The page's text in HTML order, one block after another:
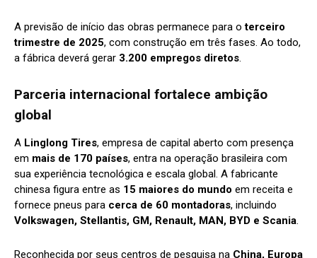
A previsão de início das obras permanece para oterceiro
trimestre de 2025, com construção em três fases. Ao todo,
a fábrica deverá gerar 3.200 empregos diretos.
Parceria internacional fortalece ambição
global
A Linglong Tires, empresa de capital aberto com presença
em mais de 170 países, entra na operação brasileira com
sua experiência tecnológica e escala global. A fabricante
chinesa figura entre as 15 maiores do mundo em receita e
fornece pneus para cerca de 60 montadoras, incluindo
Volkswagen, Stellantis, GM, Renault, MAN, BYD e Scania.
Reconhecida por seus centros de pesquisa na China, Europa